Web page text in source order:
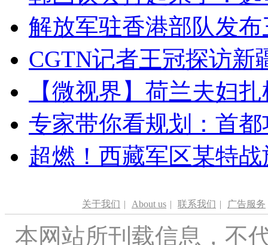
解放军驻香港部队发
CGTN记者王冠探访新
【微视界】荷兰夫妇
专家带你看规划：首
超燃！西藏军区某特
关于我们 | About us | 联系我们 | 广告服务
本网站所刊载信息，不